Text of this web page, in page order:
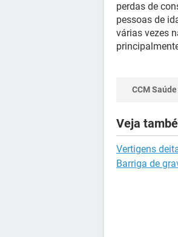
perdas de
pessoas de
várias vezes
CCM Saúde
Veja
Vertigens
Barriga de